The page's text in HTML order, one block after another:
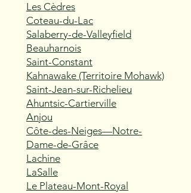
Les Cèdres
Coteau-du-Lac
Salaberry-de-Valleyfield
Beauharnois
Saint-Constant
Kahnawake (Territoire Mohawk)
Saint-Jean-sur-Richelieu
Ahuntsic-Cartierville
Anjou
Côte-des-Neiges—Notre-
Dame-de-Grâce
Lachine
LaSalle
Le Plateau-Mont-Royal